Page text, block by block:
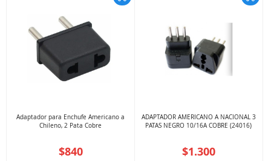
Adaptador para Enchufe Americano a
Chileno, 2 Pata Cobre
$840
ADAPTADOR AMERICANO A NACIONAL 3
PATAS NEGRO 10/16A COBRE (24016)
$1.300